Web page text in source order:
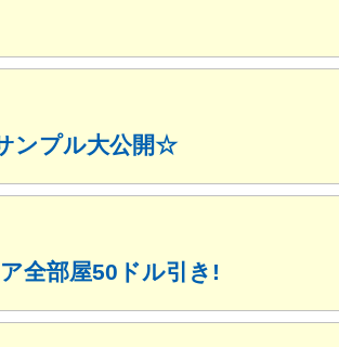
ンプル大公開☆
全部屋50ドル引き!